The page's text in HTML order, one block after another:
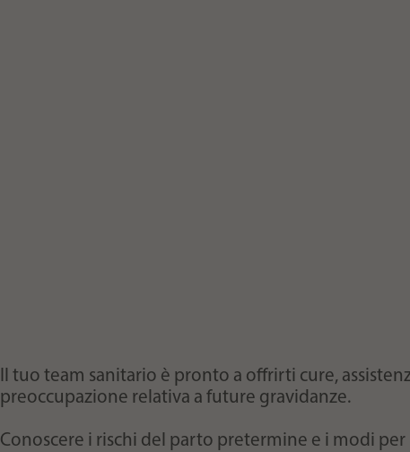
Il tuo team sanitario è pronto a offrirti cure,
preoccupazione relativa a future gravidanze.
Conoscere i rischi del parto pretermine e i modi